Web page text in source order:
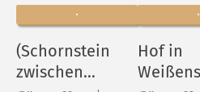
(Schornstein
zwischen
Hof in